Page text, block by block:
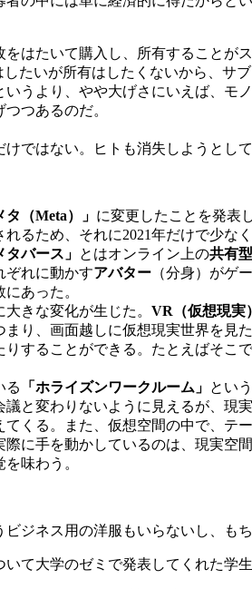
はたいて購入し、所有することがス
たいが所有はしたくないから、サブ
うより、やや大げさにいえば、モ
つあるのだ。
ではない。ヒトも消失しようとして
タ（Meta）」 に変更したことを発表
るため、それに2021年だけで少な
タバース」 とはオンライン上の共有
ぞれに動かすアバター （分身）がゲ
あった。
きな変化が生じた。 VR（仮想現実
り、画面越しに仮想現実世界を
することができる。たとえばそ
る
「ホライズンワークルーム」 とい
と変わりないように見えるが、
くる。また、仮想空間の中で、
に手を動かしているのは、現実
味わう。
ジネス用の洋服もいらないし、も
て大学のゼミで発表してくれた学